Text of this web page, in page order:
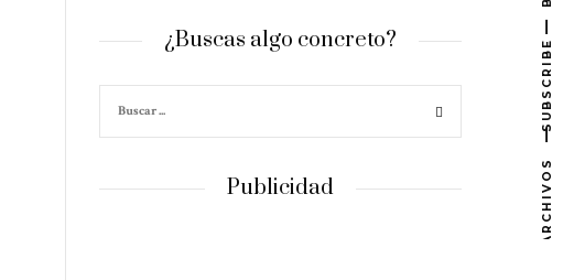
¿Buscas algo concreto?
Publicidad
SUBSCRIBE
ARCHIVOS